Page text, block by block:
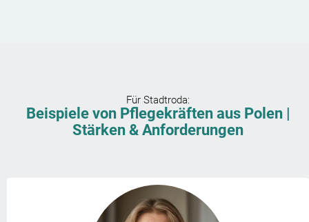
Für Stadtroda:
Beispiele von Pflegekräften aus Polen |
Stärken & Anforderungen